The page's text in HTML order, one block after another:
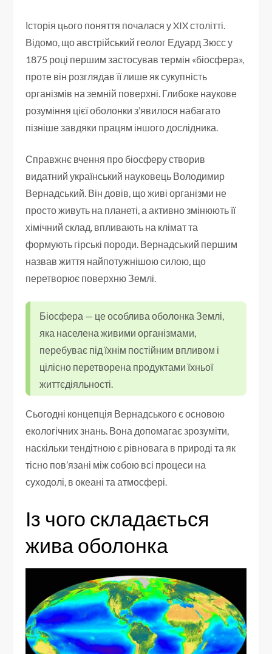
Історія цього поняття почалася у XIX столітті.
Відомо, що австрійський геолог Едуард Зюсс у
1875 році першим застосував термін «біосфера»,
проте він розглядав її лише як сукупність
організмів на земній поверхні. Глибоке наукове
розуміння цієї оболонки з’явилося набагато
пізніше завдяки працям іншого дослідника.
Справжнє вчення про біосферу створив
видатний український науковець Володимир
Вернадський. Він довів, що живі організми не
просто живуть на планеті, а активно змінюють її
хімічний склад, впливають на клімат та
формують гірські породи. Вернадський першим
назвав життя найпотужнішою силою, що
перетворює поверхню Землі.
Біосфера — це особлива оболонка Землі,
яка населена живими організмами,
перебуває під їхнім постійним впливом і
цілісно перетворена продуктами їхньої
життєдіяльності.
Сьогодні концепція Вернадського є основою
екологічних знань. Вона допомагає зрозуміти,
наскільки тендітною є рівновага в природі та як
тісно пов’язані між собою всі процеси на
суходолі, в океані та атмосфері.
Із чого складається
жива оболонка